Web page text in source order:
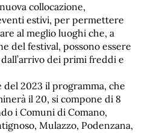
collocazione,
estivi, per permettere
al meglio luoghi che, a
del festival, possono essere
dei primi freddi e
del 2023 il programma, che
il 20, si compone di 8
i Comuni di Comano,
Mulazzo, Podenzana,